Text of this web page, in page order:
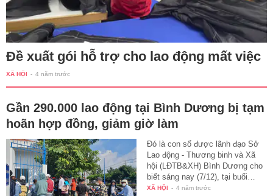
Đề xuất gói hỗ trợ cho lao động mất việc
XÃ HỘI - 4 năm trước
Gần 290.000 lao động tại Bình Dương bị tạm
hoãn hợp đồng, giảm giờ làm
Đó là con số được lãnh đạo Sở
Lao động - Thương binh và Xã
hội (LĐTB&XH) Bình Dương cho
biết sáng nay (7/12), tại buổi…
XÃ HỘI - 4 năm trước